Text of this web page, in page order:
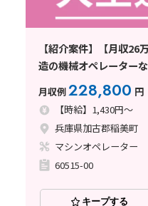
【紹介案件】【月収
造の機械オペレーター
月収例228,800 円
【時給】1,430円～
兵庫県加古郡稲美町
マシンオペレーター
60515-00
キープする